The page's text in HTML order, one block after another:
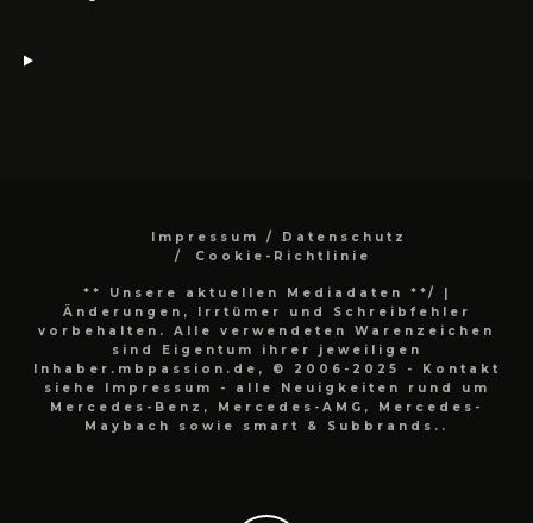
Impressum / Datenschutz
Cookie-Richtlinie
** Unsere aktuellen Mediadaten **/
|
Änderungen, Irrtümer und Schreibfehler
vorbehalten. Alle verwendeten Warenzeichen
sind Eigentum ihrer jeweiligen
Inhaber.mbpassion.de, © 2006-2025 - Kontakt
siehe Impressum - alle Neuigkeiten rund um
Mercedes-Benz, Mercedes-AMG, Mercedes-
Maybach sowie smart & Subbrands..